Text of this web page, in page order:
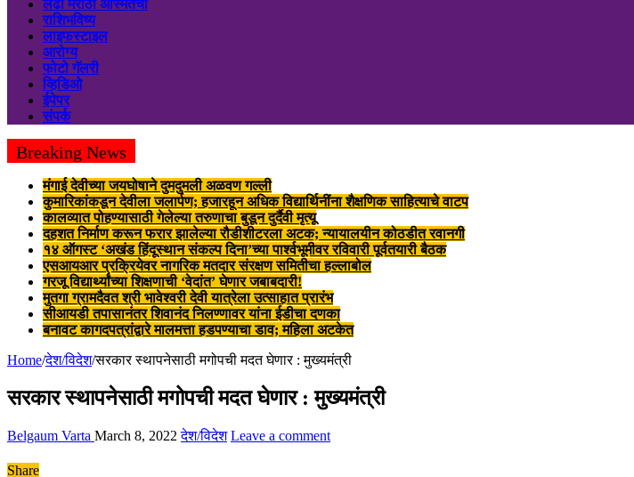
लढा मराठी अस्मितेचा
राशिभविष्य
लाइफस्टाइल
आरोग्य
फोटो गॅलरी
व्हिडिओ
ईपेपर
संपर्क
Breaking News
मंगाई देवीच्या जयघोषाने दुमदुमली अळवण गल्ली
कुमारिकांकडून देवीला जलार्पण; हजारहून अधिक विद्यार्थिनींना शैक्षणिक साहित्याचे वाटप
कालव्यात पोहण्यासाठी गेलेल्या तरुणाचा बुडून दुर्दैवी मृत्यू
दहशत निर्माण करून फरार झालेल्या रौडीशीटरला अटक; न्यायालयीन कोठडीत रवानगी
१४ ऑगस्ट ‘अखंड हिंदूस्थान संकल्प दिना’च्या पार्श्वभूमीवर रविवारी पूर्वतयारी बैठक
एसआयआर प्रक्रियेवर नागरिक मतदार संरक्षण समितीचा हल्लाबोल
गरजू विद्यार्थ्यांच्या शिक्षणाची ‘वेदांत’ घेणार जबाबदारी!
मुतगा ग्रामदैवत श्री भावेश्वरी देवी यात्रेला उत्साहात प्रारंभ
सीआयडी तपासानंतर शिवानंद निलण्णावर यांना ईडीचा दणका
बनावट कागदपत्रांद्वारे मालमत्ता हडपण्याचा डाव; महिला अटकेत
Home/देश/विदेश/सरकार स्थापनेसाठी मगोपची मदत घेणार : मुख्यमंत्री
सरकार स्थापनेसाठी मगोपची मदत घेणार : मुख्यमंत्री
Belgaum Varta March 8, 2022 देश/विदेश Leave a comment
Share